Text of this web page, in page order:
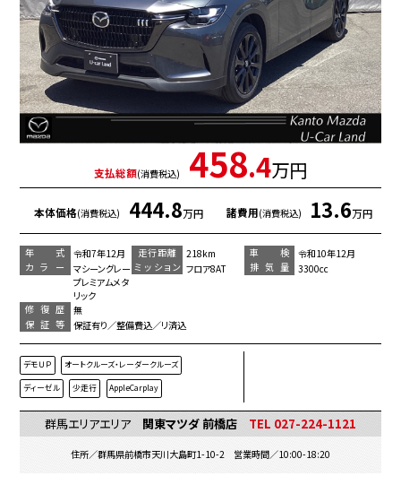
支払総額(消費税込) 458.4万円
本体価格(消費税込) 444.8万円 諸費用(消費税込) 13.6万円
年 式 令和7年12月 走行距離 218km 車 検
令和10年12月
カラー
マシーングレー
プレミアムメタ
リック
ミッション フロア8AT 排気量 3300cc
修復歴
無
保証等
保証有り／整備費込／リ済込
デモＵＰ オートクルーズ・レーダークルーズ
ディーゼル 少走行 AppleCarplay
群馬エリアエリア 関東マツダ 前橋店 TEL 027-224-1121
住所／群馬県前橋市天川大島町1-10-2 営業時間／10:00-18:20